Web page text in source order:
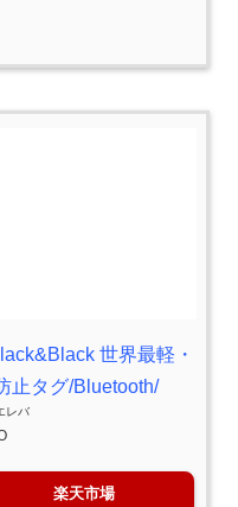
世界最軽・
止タグ/Bluetooth/
レバ
楽天市場